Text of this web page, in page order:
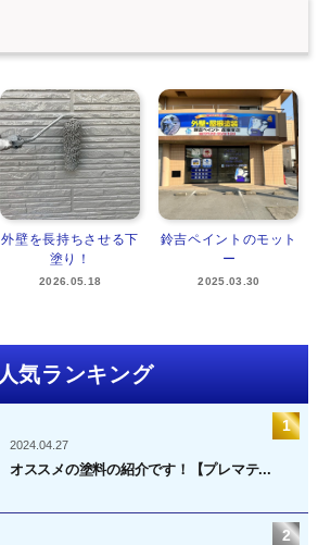
外壁を長持ちさせる下
塗り！
2026.05.18
鈴吉ペイントのモット
ー
2025.03.30
人気ランキング
2024.04.27
オススメの塗料の紹介です！【プレマテ...